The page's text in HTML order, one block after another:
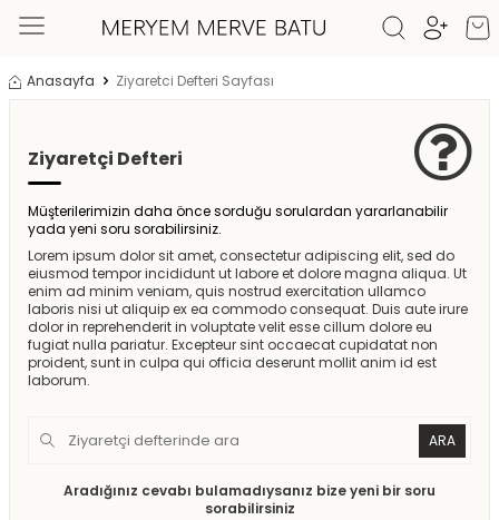
Anasayfa Ziyaretci Defteri Sayfası
Ziyaretçi Defteri
Müşterilerimizin daha önce sorduğu sorulardan yararlanabilir
yada yeni soru sorabilirsiniz.
Lorem ipsum dolor sit amet, consectetur adipiscing elit, sed do
eiusmod tempor incididunt ut labore et dolore magna aliqua. Ut
enim ad minim veniam, quis nostrud exercitation ullamco
laboris nisi ut aliquip ex ea commodo consequat. Duis aute irure
dolor in reprehenderit in voluptate velit esse cillum dolore eu
fugiat nulla pariatur. Excepteur sint occaecat cupidatat non
proident, sunt in culpa qui officia deserunt mollit anim id est
laborum.
ARA
Aradığınız cevabı bulamadıysanız bize yeni bir soru
sorabilirsiniz